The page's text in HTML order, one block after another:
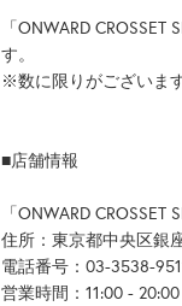
「ONWARD
す。
※数に限りがございま
■店舗情報
「ONWARD CROSSET
住所：東京都中央区銀
電話番号：03-3538-
営業時間：11:00 - 20:00